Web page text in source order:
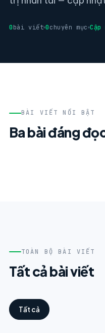
0bài viết 0chuyên mục
BÀI VIẾT NỔI BẬT
Ba bài đáng
TOÀN BỘ BÀI VIẾT
Tất cả bài viết
Tất cả